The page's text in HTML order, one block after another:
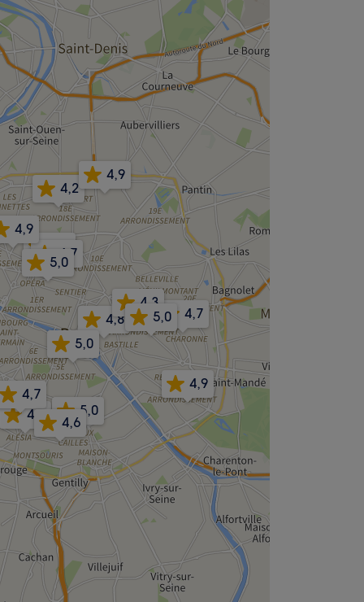
4,7
4,9
4,2
4,8 4,7
4,7
4,3
4,9
4,7
5,0
4,7
4,9
5,0
5,0
5,0
4,6